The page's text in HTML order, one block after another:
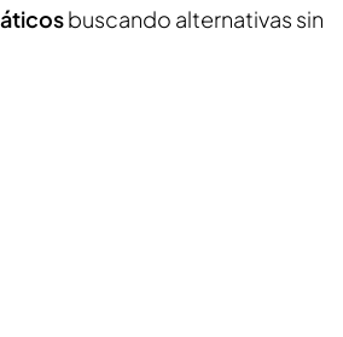
buscando alternativas sin